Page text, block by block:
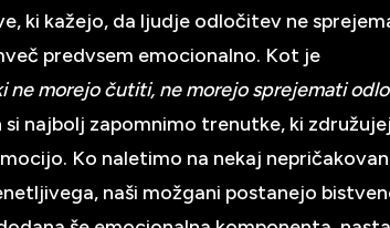
ki kažejo, da ljudje odločitev ne
predvsem emocionalno. Kot je
ne morejo čutiti, ne morejo sprejemati
si najbolj zapomnimo trenutke, ki
Ko naletimo na nekaj
naši možgani postanejo